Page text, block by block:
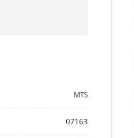
MTS
07163